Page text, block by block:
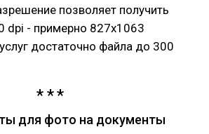
позволяет получить
dpi - примерно 827х1063
достаточно файла до 300
для фото на документы